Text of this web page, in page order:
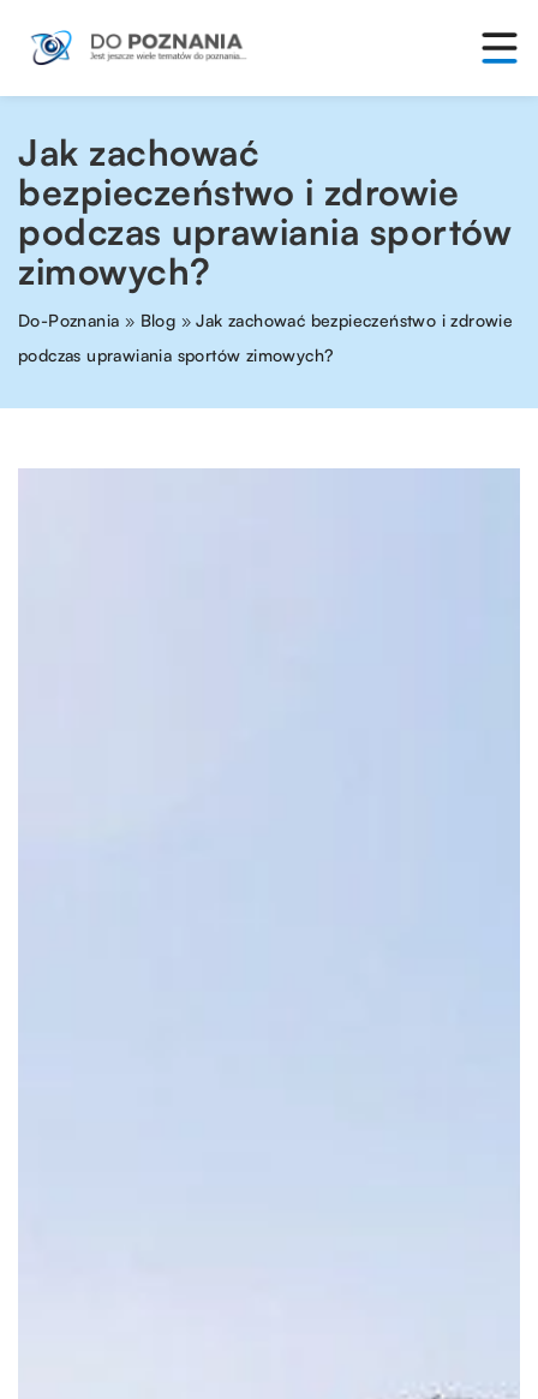
Jak zachować
bezpieczeństwo i zdrowie
podczas uprawiania sportów
zimowych?
Do-Poznania » Blog »Jak zachować bezpieczeństwo i zdrowie
podczas uprawiania sportów zimowych?